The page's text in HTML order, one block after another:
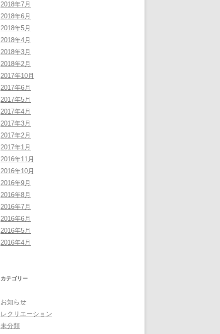
2018年7月
2018年6月
2018年5月
2018年4月
2018年3月
2018年2月
2017年10月
2017年6月
2017年5月
2017年4月
2017年3月
2017年2月
2017年1月
2016年11月
2016年10月
2016年9月
2016年8月
2016年7月
2016年6月
2016年5月
2016年4月
カテゴリー
お知らせ
レクリエーション
未分類